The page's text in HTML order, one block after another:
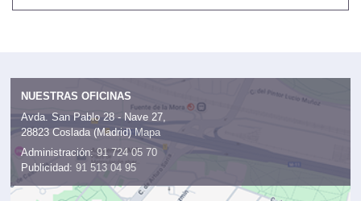
NUESTRAS OFICINAS
Avda. San Pablo 28 - Nave 27,
28823 Coslada (Madrid) Mapa
Administración: 91 724 05 70
Publicidad: 91 513 04 95